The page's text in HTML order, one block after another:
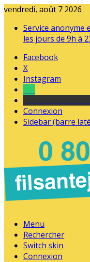
vendredi, août 7 2026
Service anonyme
les jours de 9h à
Facebook
X
Instagram
Connexion
Sidebar (barre
Menu
Rechercher
Switch skin
Connexion